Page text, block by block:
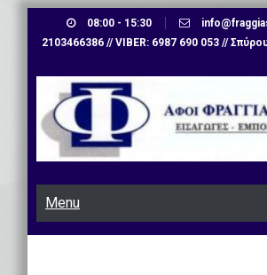
08:00 - 15:30
2103466386 // VIBER: 6987 690 053 //
Menu